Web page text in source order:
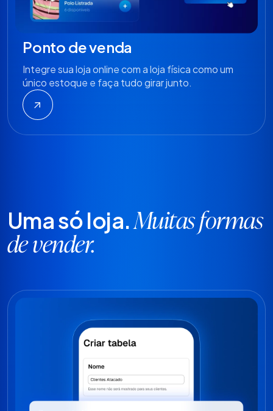
Ponto de venda
Integre sua loja online com a loja física como um
único estoque e faça tudo girar junto.
Uma só loja. Muitas formas
de vender.